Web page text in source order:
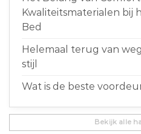
Kwaliteitsmaterialen bij
Bed
Helemaal terug van
stijl
Wat is de beste
Bekijk alle